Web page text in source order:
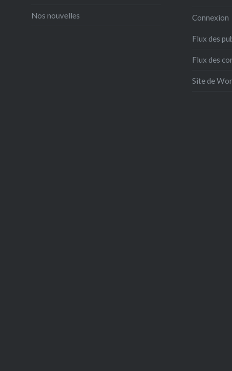
Nos nouvelles Connexion
Flux des
Flux des
Site de